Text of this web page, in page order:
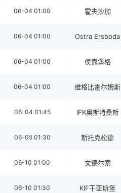
06-04 01:00 霍夫沙加
06-04 01:00 Ostra Ersboda
06-04 01:00 侯嘉堡格
06-04 01:00 维格比霍尔姆斯
06-04 01:45 IFK奥斯特桑斯
06-05 01:30 斯托克松德
06-10 01:00 文德尔索
06-10 01:30 KIF干亚斯堡